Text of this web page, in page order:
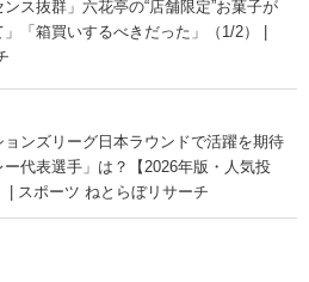
ンス抜群」六花亭の“店舗限定”お菓子が
「箱買いするべきだった」（1/2） |
ョンズリーグ日本ラウンドで活躍を期待
代表選手」は？【2026年版・人気投
| スポーツ ねとらぼリサーチ